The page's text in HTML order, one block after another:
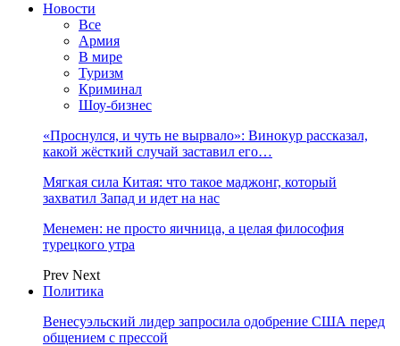
Новости
Все
Армия
В мире
Туризм
Криминал
Шоу-бизнес
«Проснулся, и чуть не вырвало»: Винокур рассказал,
какой жёсткий случай заставил его…
Мягкая сила Китая: что такое маджонг, который
захватил Запад и идет на нас
Менемен: не просто яичница, а целая философия
турецкого утра
Prev Next
Политика
Венесуэльский лидер запросила одобрение США перед
общением с прессой